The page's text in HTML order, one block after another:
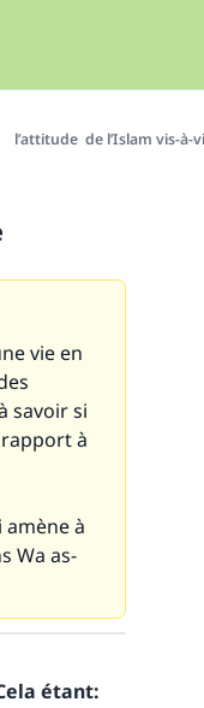
l’attitude de l’Islam vis-à-
vie en
savoir si
à
amène à
Wa as-
étant:
de